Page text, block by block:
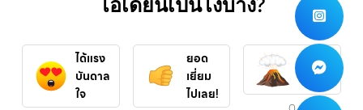
ได้แรง
บันดาล
ใจ
ยอด
เยี่ยม
ไปเลย!
ปังสุดๆ